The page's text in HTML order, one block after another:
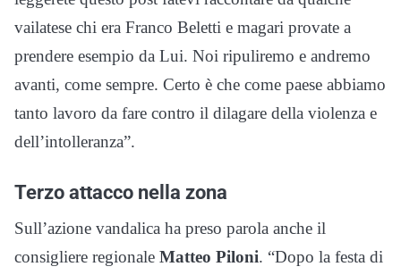
vailatese chi era Franco Beletti e magari provate a
prendere esempio da Lui. Noi ripuliremo e andremo
avanti, come sempre. Certo è che come paese abbiamo
tanto lavoro da fare contro il dilagare della violenza e
dell’intolleranza”.
Terzo attacco nella zona
Sull’azione vandalica ha preso parola anche il
consigliere regionale Matteo Piloni. “Dopo la festa di